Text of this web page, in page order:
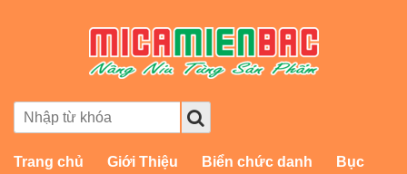
Trang chủ Giới Thiệu Biển chức danh
Bục